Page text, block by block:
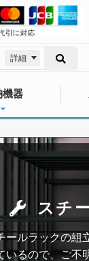
詳細
機器
スチ
ールラックの組
いるので、ご不